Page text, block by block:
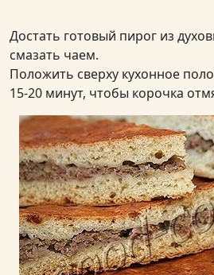
Достать готовый пирог из
смазать чаем.
Положить сверху кухонное
15-20 минут, чтобы корочка